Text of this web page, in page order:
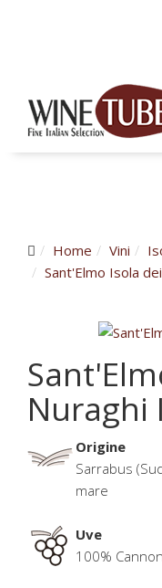
Home Vini
Sant'Elmo Isola
Nuraghi
Origine
Sarrabus
mare
Uve
100%